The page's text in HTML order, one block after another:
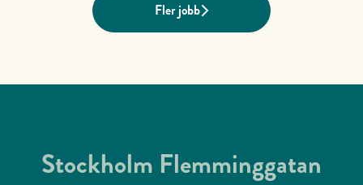
Fler jobb
Stockholm Flemminggatan